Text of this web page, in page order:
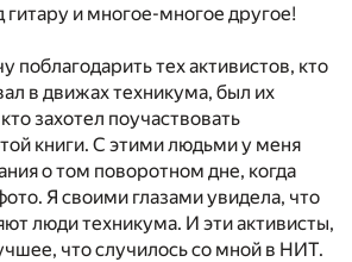
гитару и многое-многое другое!
поблагодарить тех активистов, кто
в движах техникума, был их
захотел поучаствовать
книги. С этими людьми у меня
о том поворотном дне, когда
Я своими глазами увидела, что
люди техникума. И эти активисты,
что случилось со мной в НИТ.